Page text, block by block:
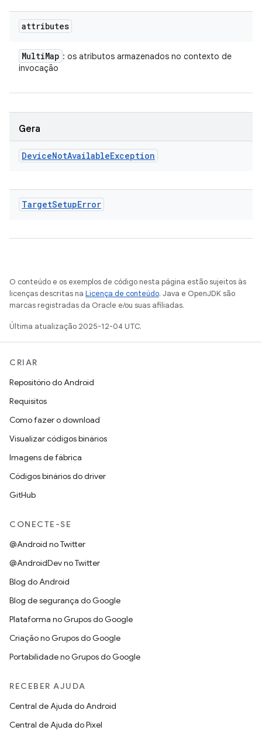
attributes
MultiMap : os atributos armazenados no contexto de
invocação
Gera
DeviceNotAvailableException
TargetSetupError
O conteúdo e os exemplos de código nesta página estão sujeitos às
licenças descritas na Licença de conteúdo. Java e OpenJDK são
marcas registradas da Oracle e/ou suas afiliadas.
Última atualização 2025-12-04 UTC.
CRIAR
Repositório do Android
Requisitos
Como fazer o download
Visualizar códigos binários
Imagens de fábrica
Códigos binários do driver
GitHub
CONECTE-SE
@Android no Twitter
@AndroidDev no Twitter
Blog do Android
Blog de segurança do Google
Plataforma no Grupos do Google
Criação no Grupos do Google
Portabilidade no Grupos do Google
RECEBER AJUDA
Central de Ajuda do Android
Central de Ajuda do Pixel